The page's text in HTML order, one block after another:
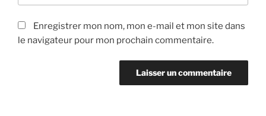
Enregistrer mon nom, mon e-mail et mon site dans
le navigateur pour mon prochain commentaire.